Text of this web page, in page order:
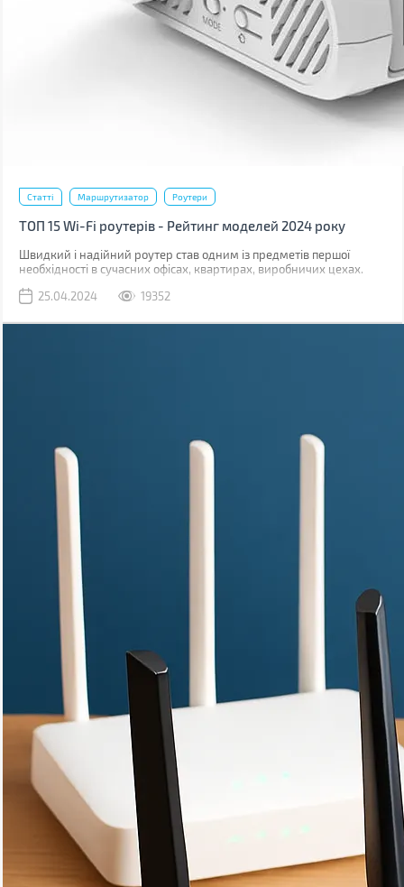
Статті Маршрутизатор Роутери
ТОП 15 Wi-Fi роутерів - Рейтинг моделей 2024 року
Швидкий і надійний роутер став одним із предметів першої
необхідності в сучасних офісах, квартирах, виробничих цехах.
гаджетів.
25.04.2024 19352